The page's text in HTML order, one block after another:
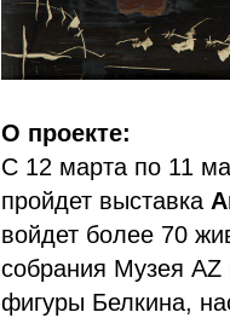
О проекте:
С 12 марта по 11
пройдет выставка
войдет более 70
собрания Музея
фигуры Белкина,